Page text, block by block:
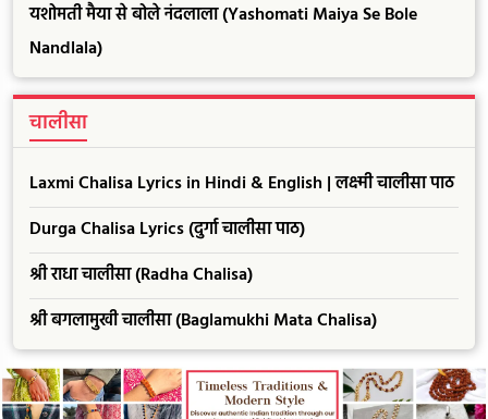
यशोमती मैया से बोले नंदलाला (Yashomati Maiya Se Bole
Nandlala)
चालीसा
Laxmi Chalisa Lyrics in Hindi & English | लक्ष्मी चालीसा पाठ
Durga Chalisa Lyrics (दुर्गा चालीसा पाठ)
श्री राधा चालीसा (Radha Chalisa)
श्री बगलामुखी चालीसा (Baglamukhi Mata Chalisa)